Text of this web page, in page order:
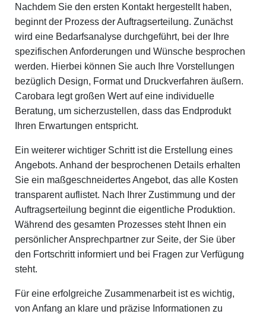
Nachdem Sie den ersten Kontakt hergestellt haben,
beginnt der Prozess der Auftragserteilung. Zunächst
wird eine Bedarfsanalyse durchgeführt, bei der Ihre
spezifischen Anforderungen und Wünsche besprochen
werden. Hierbei können Sie auch Ihre Vorstellungen
bezüglich Design, Format und Druckverfahren äußern.
Carobara legt großen Wert auf eine individuelle
Beratung, um sicherzustellen, dass das Endprodukt
Ihren Erwartungen entspricht.
Ein weiterer wichtiger Schritt ist die Erstellung eines
Angebots. Anhand der besprochenen Details erhalten
Sie ein maßgeschneidertes Angebot, das alle Kosten
transparent auflistet. Nach Ihrer Zustimmung und der
Auftragserteilung beginnt die eigentliche Produktion.
Während des gesamten Prozesses steht Ihnen ein
persönlicher Ansprechpartner zur Seite, der Sie über
den Fortschritt informiert und bei Fragen zur Verfügung
steht.
Für eine erfolgreiche Zusammenarbeit ist es wichtig,
von Anfang an klare und präzise Informationen zu